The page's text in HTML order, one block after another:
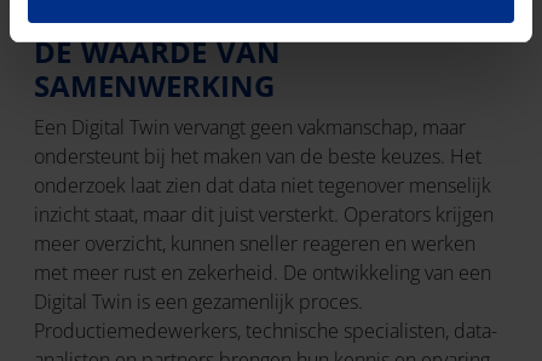
DE WAARDE VAN
SAMENWERKING
Een Digital Twin vervangt geen vakmanschap, maar
ondersteunt bij het maken van de beste keuzes. Het
onderzoek laat zien dat data niet tegenover menselijk
inzicht staat, maar dit juist versterkt. Operators krijgen
meer overzicht, kunnen sneller reageren en werken
met meer rust en zekerheid. De ontwikkeling van een
Digital Twin is een gezamenlijk proces.
Productiemedewerkers, technische specialisten, data-